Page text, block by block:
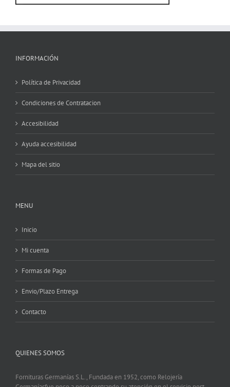
INFORMACIÓN
Política de Privacidad
Condiciones de Contratacion
Accesibilidad
Ayuda accesibilidad
Mapa del sitio
MENU
Inicio
Mi cuenta
Formas de Pago
Envio/Plazo Entrega
Contacto
QUIENES SOMOS
Fornituras Germanías S.L., Fundada en 1952, como Relojería